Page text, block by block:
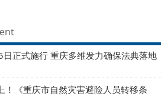
正式施行 重庆多维发力确保法典落地
！《重庆市自然灾害避险人员转移条